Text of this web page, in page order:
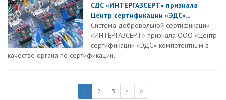
СДС «ИНТЕРГАЗСЕРТ» признала
Центр сертификации «ЭДС»...
Система добровольной сертификации
«ИНТЕРГАЗСЕРТ» признала ООО «Центр
сертификации «ЭДС» компетентным в
качестве органа по сертификации.
1 2 3 4 >